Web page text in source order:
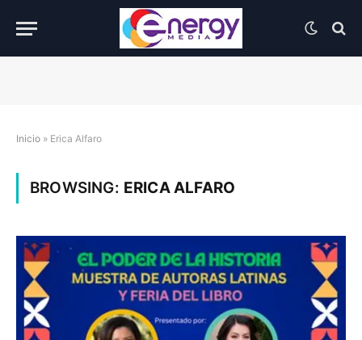
Inicio » Erica Alfaro
BROWSING: ERICA ALFARO